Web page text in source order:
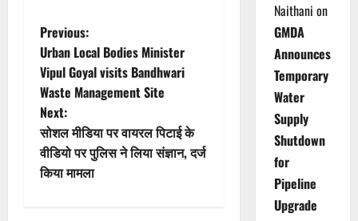
P
o
s
t
n
Previous:
Urban Local Bodies Minister
Vipul Goyal visits Bandhwari
Waste Management Site
Next:
सोशल मीडिया पर वायरल पिटाई के
वीडियो पर पुलिस ने लिया संज्ञान, दर्ज
किया मामला
Naithani on
GMDA
Announces
Temporary
Water
Supply
Shutdown
for
Pipeline
Upgrade